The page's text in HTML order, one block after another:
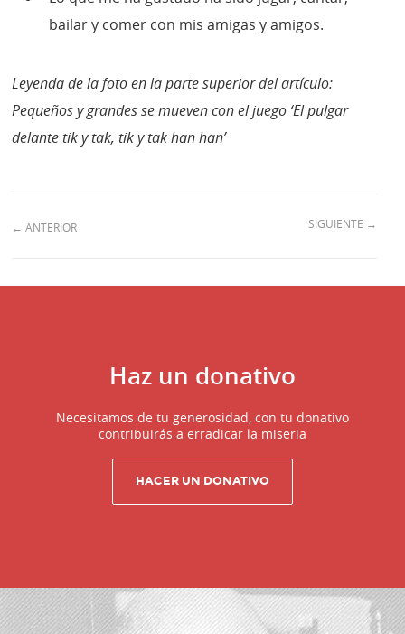
bailar y comer con mis amigas y amigos.
Leyenda de la foto en la parte superior del artículo:
Pequeños y grandes se mueven con el juego ‘El pulgar
delante tik y tak, tik y tak han han’
← ANTERIOR SIGUIENTE →
Haz un donativo
Necesitamos de tu generosidad, con tu donativo
contribuirás a erradicar la miseria